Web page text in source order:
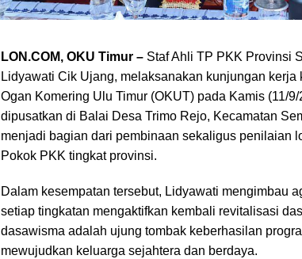
LON.COM, OKU Timur – Staf Ahli TP PKK Provinsi
Lidyawati Cik Ujang, melaksanakan kunjungan kerja
Ogan Komering Ulu Timur (OKUT) pada Kamis (11/
dipusatkan di Balai Desa Trimo Rejo, Kecamatan
menjadi bagian dari pembinaan sekaligus penilaian
Pokok PKK tingkat provinsi.
Dalam kesempatan tersebut, Lidyawati mengimbau
setiap tingkatan mengaktifkan kembali revitalisasi
dasawisma adalah ujung tombak keberhasilan
mewujudkan keluarga sejahtera dan berdaya.